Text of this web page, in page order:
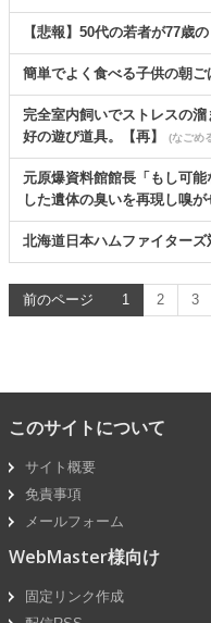
【悲報】50代の若者が77歳
簡単でよく食べる子供の朝
完全室内飼いでストレスの
好の遊び道具。【再】
(なごめ
元原爆資料館館長「もし可
した遺体の臭いを再現し嗅が
北海道日本ハムファイター
前のページ 1 2 3
このサイトについて
サイト概要
免責事項
メールフォーム
WebMaster様向け
固定リンク作成